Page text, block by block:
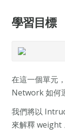
學習目標
在這一個單元
Network 如何
我們將以
來解釋 weight